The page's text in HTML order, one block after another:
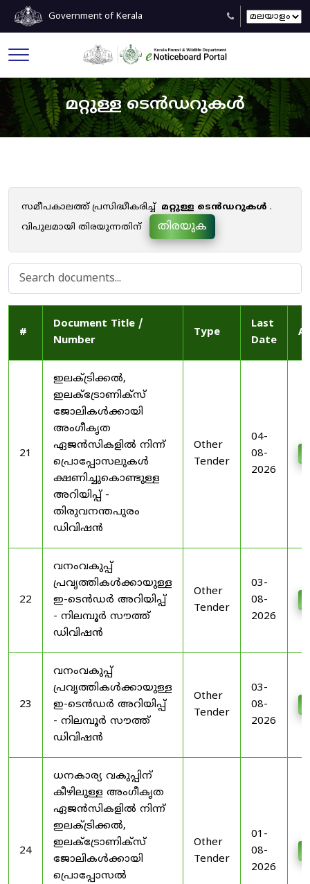
Government of Kerala
മറ്റുള്ള ടെൻഡറുകൾ
സമീപകാലത്ത് പ്രസിദ്ധീകരിച്ച് മറ്റുള്ള ടെൻഡറുകൾ .
വിപുലമായി തിരയുന്നതിന്
തിരയുക
#
Document Title /
Number
Type
Last
Date
21
ഇലക്ട്രിക്കൽ,
ഇലക്ട്രോണിക്സ്
ജോലികൾക്കായി
അംഗീകൃത
ഏജൻസികളിൽ നിന്ന്
പ്രൊപ്പോസലുകൾ
ക്ഷണിച്ചുകൊണ്ടുള്ള
അറിയിപ്പ് -
തിരുവനന്തപുരം
ഡിവിഷൻ
Other
Tender
04-
08-
2026
22
വനംവകുപ്പ്
പ്രവൃത്തികൾക്കായുള്ള
ഇ-ടെൻഡർ അറിയിപ്പ്
- നിലമ്പൂർ സൗത്ത്
ഡിവിഷൻ
Other
Tender
03-
08-
2026
23
വനംവകുപ്പ്
പ്രവൃത്തികൾക്കായുള്ള
ഇ-ടെൻഡർ അറിയിപ്പ്
- നിലമ്പൂർ സൗത്ത്
ഡിവിഷൻ
Other
Tender
03-
08-
2026
24
ധനകാര്യ വകുപ്പിന്
കീഴിലുള്ള അംഗീകൃത
ഏജൻസികളിൽ നിന്ന്
ഇലക്ട്രിക്കൽ,
ഇലക്ട്രോണിക്സ്
ജോലികൾക്കായി
പ്രൊപ്പോസൽ
Other
Tender
01-
08-
2026